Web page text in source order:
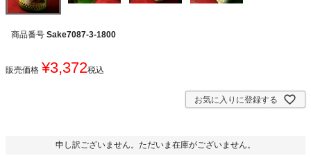
商品番号 Sake7087-3-1800
販売価格 ¥3,372税込
お気に入りに登録する
申し訳ございません。ただいま在庫がございません。